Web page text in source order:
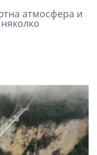
атмосфера и